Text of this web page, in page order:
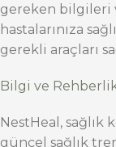
gereken bilgileri
hastalarınıza
gerekli araçları
Bilgi ve
NestHeal,
güncel sağlık